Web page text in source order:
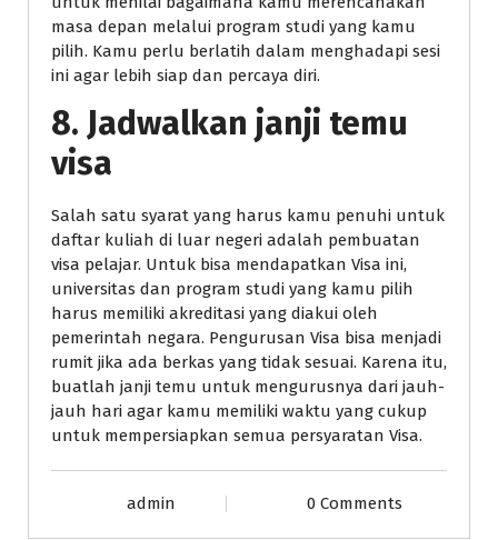
masa depan melalui program studi yang kamu
pilih. Kamu perlu berlatih dalam menghadapi sesi
ini agar lebih siap dan percaya diri.
8. Jadwalkan janji temu
visa
Salah satu syarat yang harus kamu penuhi untuk
daftar kuliah di luar negeri adalah pembuatan
visa pelajar. Untuk bisa mendapatkan Visa ini,
universitas dan program studi yang kamu pilih
harus memiliki akreditasi yang diakui oleh
pemerintah negara. Pengurusan Visa bisa menjadi
rumit jika ada berkas yang tidak sesuai. Karena itu,
buatlah janji temu untuk mengurusnya dari jauh-
jauh hari agar kamu memiliki waktu yang cukup
untuk mempersiapkan semua persyaratan Visa.
admin 0 Comments